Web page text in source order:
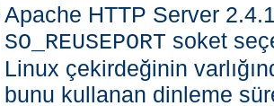
Apache HTTP Server
SO_REUSEPORT soket
Linux çekirdeğinin
bunu kullanan dinleme